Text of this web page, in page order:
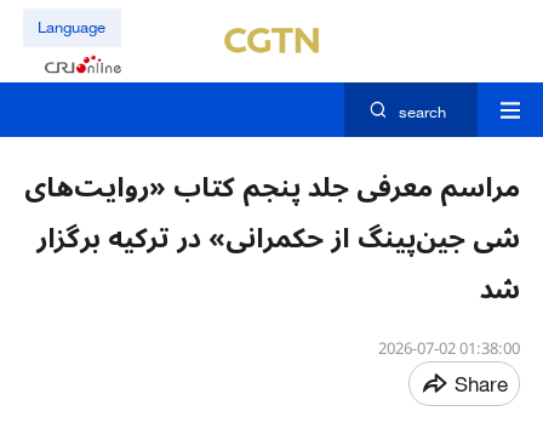
Language
search
مراسم معرفی جلد پنجم کتاب «روایت‌های
شی جین‌پینگ از حکمرانی» در ترکیه برگزار
شد
01:38:00 2026-07-02
Share